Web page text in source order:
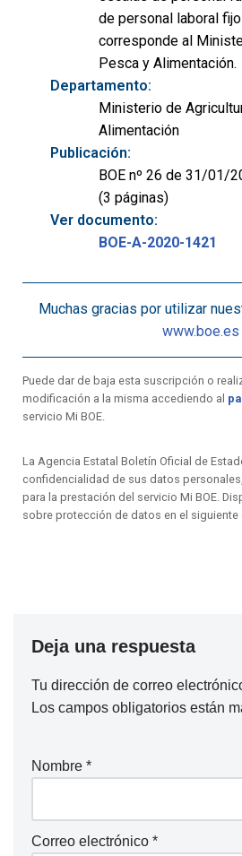
de personal laboral
corresponde al
Pesca y Alimentación.
Departamento:
Ministerio de
Alimentación
Publicación:
BOE nº 26 de 31/01/
(3 páginas)
Ver documento:
BOE-A-2020-1421
Muchas gracias por utilizar
www.boe.es
Puede dar de baja esta suscripción o
modificación a la misma accediendo al
servicio Mi BOE.
La Agencia Estatal Boletín Oficial de
confidencialidad de sus datos
para la prestación del servicio Mi BOE.
sobre protección de datos en el siguiente
Deja una respuesta
Tu dirección de correo
Los campos obligatorios están
Nombre *
Correo electrónico *